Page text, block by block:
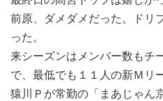
前原、ダメダメだった。ドリ
った。
来シーズンはメンバー数もチ
で、最低でも１１人の新Ｍリ
猿川Ｐが常勤の「まあじゃん